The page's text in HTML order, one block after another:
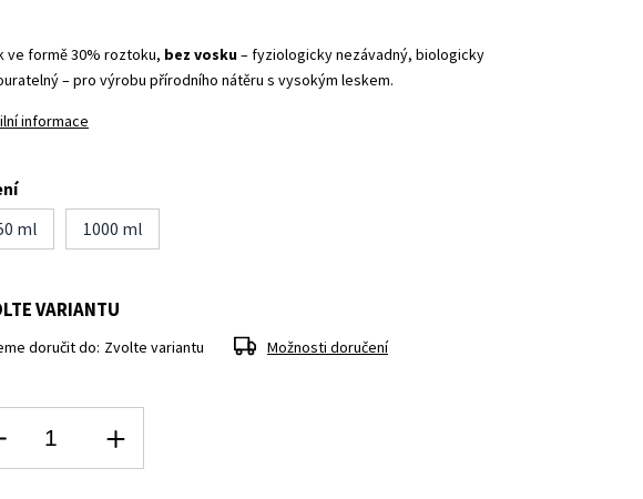
ve formě 30% roztoku, bez vosku– fyziologicky nezávadný, biologicky
– pro výrobu přírodního nátěru s vysokým leskem.
informace
ml
1000 ml
VARIANTU
doručit do: Zvolte variantu Možnosti doručení